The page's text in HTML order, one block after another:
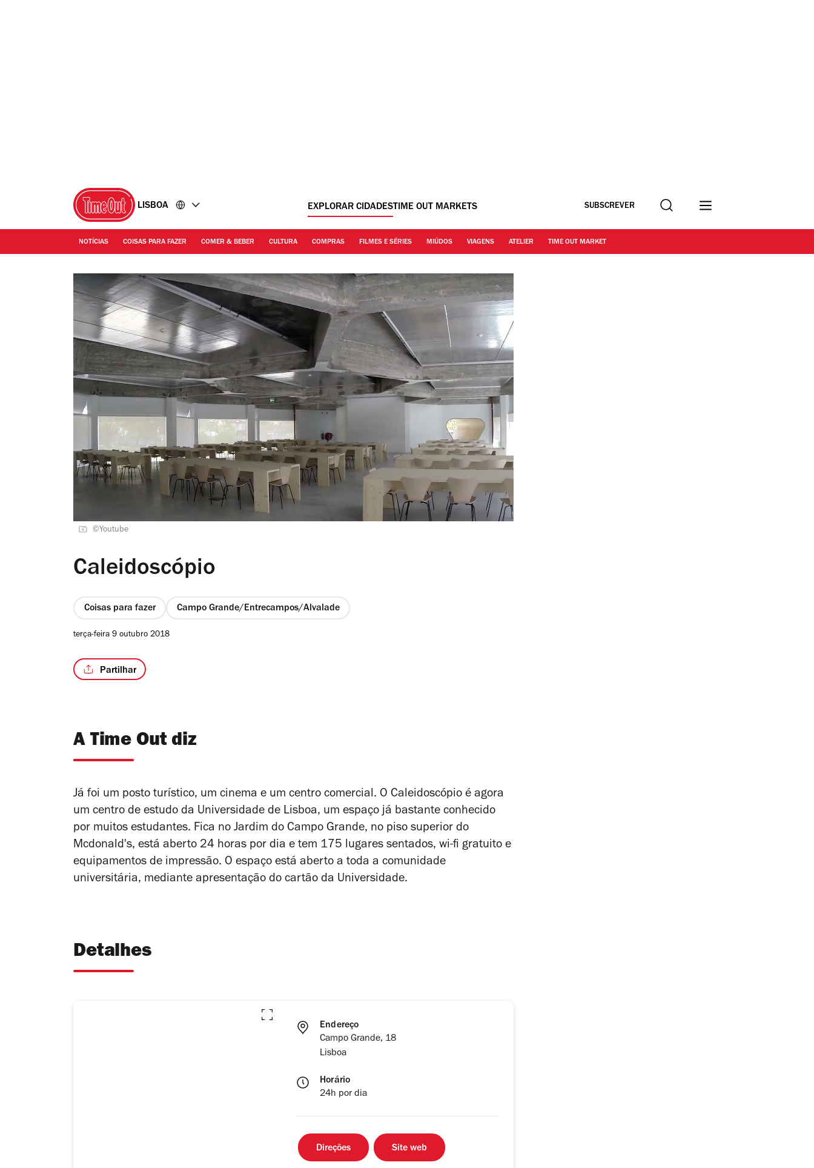
LISBOA EXPLORAR CIDADESTIME OUT MARKETS SUBSCREVER Procurar
NOTÍCIAS COISAS PARA FAZER COMER & BEBER CULTURA COMPRAS FILMES E SÉRIES MIÚDOS VIAGENS ATELIER TIME OUT MARKET
©Youtube
Caleidoscópio
Coisas para fazer Campo Grande/Entrecampos/Alvalade
terça-feira 9 outubro 2018
Partilhar
A Time Out diz
Já foi um posto turístico, um cinema e um centro comercial. O Caleidoscópio é agora
um centro de estudo da Universidade de Lisboa, um espaço já bastante conhecido
por muitos estudantes. Fica no Jardim do Campo Grande, no piso superior do
Mcdonald's, está aberto 24 horas por dia e tem 175 lugares sentados, wi-fi gratuito e
equipamentos de impressão. O espaço está aberto a toda a comunidade
universitária, mediante apresentação do cartão da Universidade.
Detalhes
Endereço
Campo Grande, 18
Lisboa
Horário
24h por dia
Direções Site web